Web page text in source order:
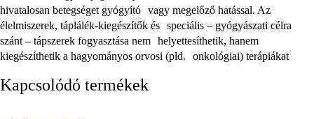
hivatalosan betegséget gyógyító vagy megelőző hatással. Az
élelmiszerek, táplálék-kiegészítők és speciális – gyógyászati célra
szánt – tápszerek fogyasztása nem helyettesíthetik, hanem
kiegészíthetik a hagyományos orvosi (pld. onkológiai) terápiákat
Kapcsolódó termékek